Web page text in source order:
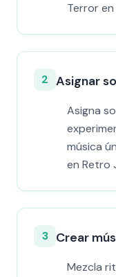
Terror
2 Asignar
Asigna
música
en Retro
3 Crear
Mezcla